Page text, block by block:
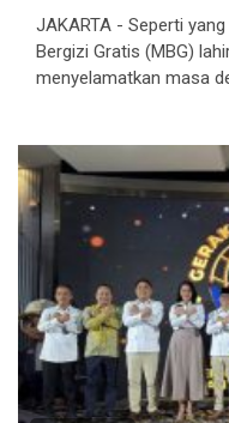
JAKARTA - Seperti
Bergizi Gratis (MBG)
menyelamatkan masa